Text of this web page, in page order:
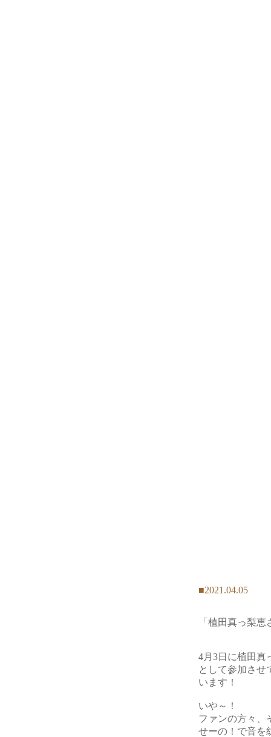
■2021.04.05
「植田真っ梨
4月3日に植田真
として参加させ
います！
いや～！
ファンの方々、
せーの！で音を